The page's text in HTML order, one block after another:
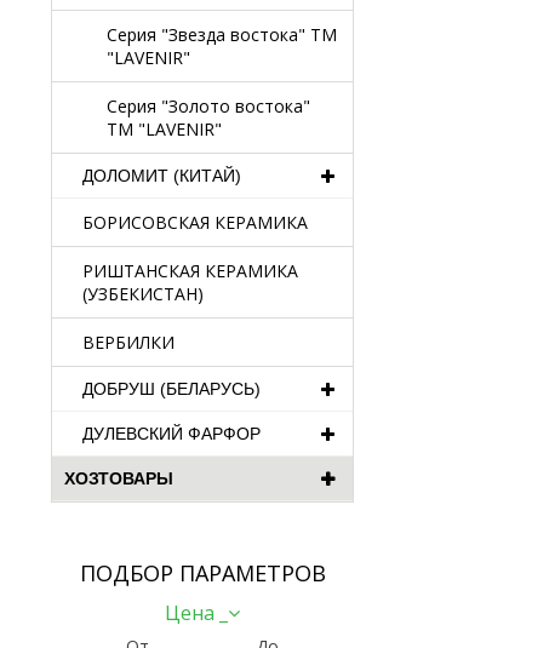
Серия "Звезда востока" TM
"LAVENIR"
Серия "Золото востока"
TM "LAVENIR"
ДОЛОМИТ (КИТАЙ)
БОРИСОВСКАЯ КЕРАМИКА
РИШТАНСКАЯ КЕРАМИКА
(УЗБЕКИСТАН)
ВЕРБИЛКИ
ДОБРУШ (БЕЛАРУСЬ)
ДУЛЕВСКИЙ ФАРФОР
ХОЗТОВАРЫ
ПОДБОР ПАРАМЕТРОВ
Цена _